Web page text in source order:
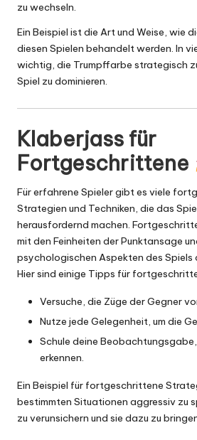
zu wechseln.
Ein Beispiel ist die Art und Weise, wie
diesen Spielen behandelt werden. In
wichtig, die Trumpffarbe strategisch
Spiel zu dominieren.
Klaberjass für
Fortgeschrittene
Für erfahrene Spieler gibt es viele
Strategien und Techniken, die das
herausfordernd machen.
mit den Feinheiten der Punktansage
psychologischen Aspekten des Spiels
Hier sind einige Tipps für
Versuche, die Züge der Gegner
Nutze jede Gelegenheit, um die
Schule deine Beobachtungsgabe,
erkennen.
Ein Beispiel für fortgeschrittene
bestimmten Situationen aggressiv zu
zu verunsichern und sie dazu zu